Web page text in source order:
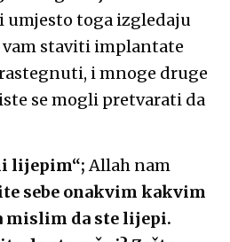
umjesto toga izgledaju
vam staviti implantate
i mnoge druge
se mogli pretvarati da
lijepim“;Allah nam
sebe onakvim kakvim
mislim da ste lijepi.